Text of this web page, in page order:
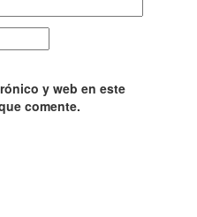
y web en este
comente.